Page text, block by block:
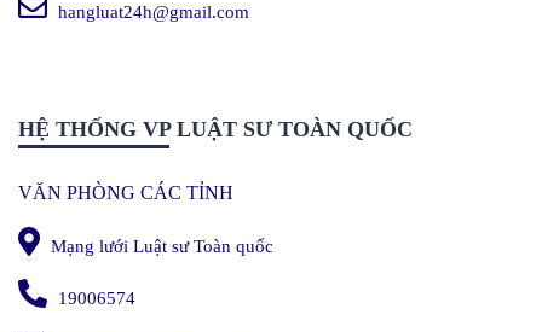
hangluat24h@gmail.com
HỆ THỐNG VP LUẬT SƯ TOÀN QUỐC
VĂN PHÒNG CÁC TỈNH
Mạng lưới Luật sư Toàn quốc
19006574